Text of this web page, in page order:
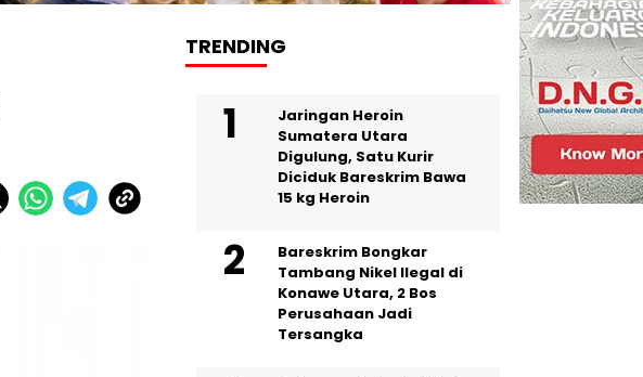
TRENDING
Jaringan Heroin
Sumatera Utara
Digulung, Satu Kurir
Diciduk Bareskrim Bawa
15 kg Heroin
Bareskrim Bongkar
Tambang Nikel Ilegal di
Konawe Utara, 2 Bos
Perusahaan Jadi
Tersangka